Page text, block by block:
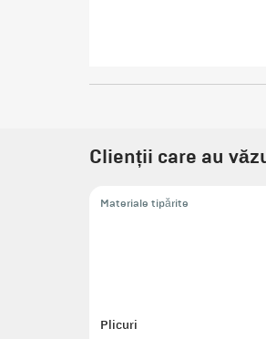
Clienții care au
Materiale tipărite
Plicuri